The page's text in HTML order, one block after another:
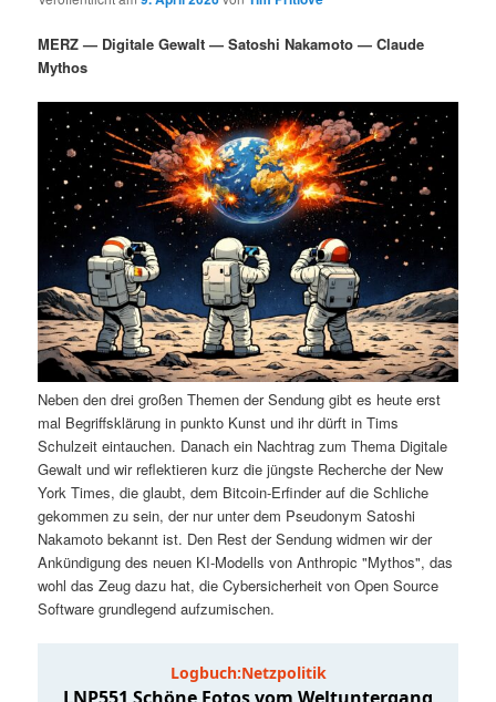
m
r
n
I
n
h
a
l
t
s
p
u
d
r
e
n
I
n
h
a
l
t
n
a
MERZ — Digitale Gewalt — Satoshi Nakamoto — Claude
Mythos
Neben den drei großen Themen der Sendung gibt es heute erst
mal Begriffsklärung in punkto Kunst und ihr dürft in Tims
Schulzeit eintauchen. Danach ein Nachtrag zum Thema Digitale
Gewalt und wir reflektieren kurz die jüngste Recherche der New
York Times, die glaubt, dem Bitcoin-Erfinder auf die Schliche
gekommen zu sein, der nur unter dem Pseudonym Satoshi
Nakamoto bekannt ist. Den Rest der Sendung widmen wir der
Ankündigung des neuen KI-Modells von Anthropic "Mythos", das
wohl das Zeug dazu hat, die Cybersicherheit von Open Source
Software grundlegend aufzumischen.